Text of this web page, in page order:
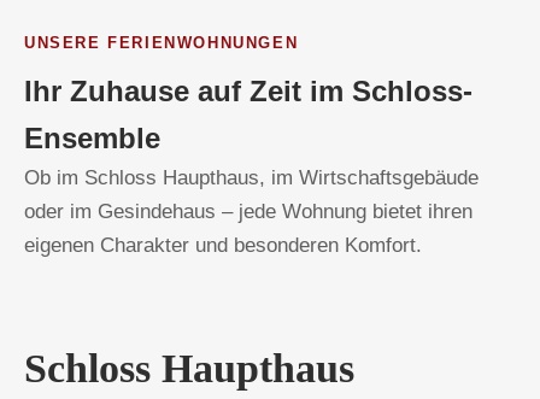
UNSERE FERIENWOHNUNGEN
Ihr Zuhause auf Zeit im Schloss-
Ensemble
Ob im Schloss Haupthaus, im Wirtschaftsgebäude
oder im Gesindehaus – jede Wohnung bietet ihren
eigenen Charakter und besonderen Komfort.
Schloss Haupthaus